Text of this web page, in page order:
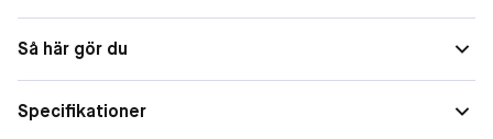
kommande steg i din hudvård och hjälper huden att absorbera
efterkommande masker och krämer bättre.
Så här gör du
Specifikationer